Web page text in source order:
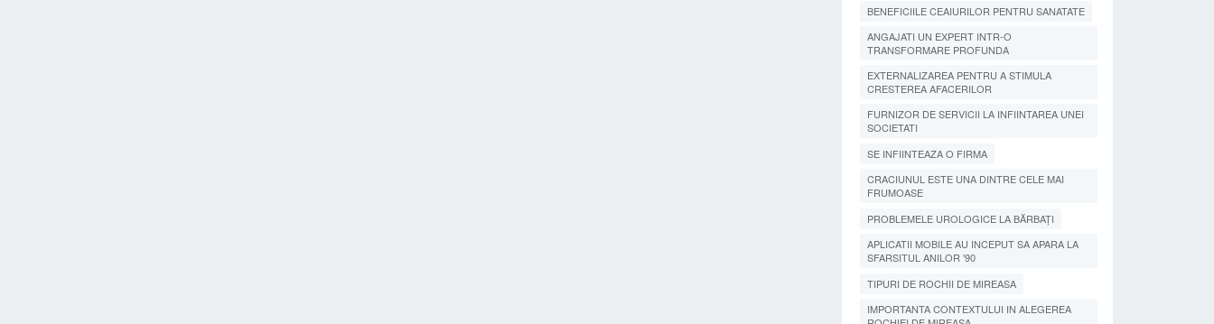
BENEFICIILE CEAIURILOR PENTRU SANATATE
ANGAJATI UN EXPERT INTR-O
TRANSFORMARE PROFUNDA
EXTERNALIZAREA PENTRU A STIMULA
CRESTEREA AFACERILOR
FURNIZOR DE SERVICII LA INFIINTAREA UNEI
SOCIETATI
SE INFIINTEAZA O FIRMA
CRACIUNUL ESTE UNA DINTRE CELE MAI
FRUMOASE
PROBLEMELE UROLOGICE LA BĂRBAȚI
APLICATII MOBILE AU INCEPUT SA APARA LA
SFARSITUL ANILOR '90
TIPURI DE ROCHII DE MIREASA
IMPORTANTA CONTEXTULUI IN ALEGEREA